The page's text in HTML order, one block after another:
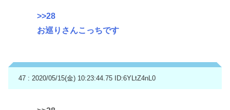
>>28
お巡りさんこっちです
47 : 2020/05/15(金) 10:23:44.75 ID:6YLtZ4nL0